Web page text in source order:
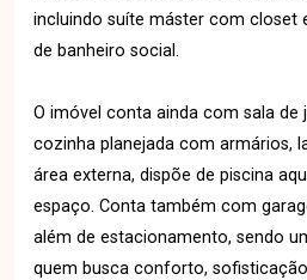
incluindo suíte máster com closet
de banheiro social.
O imóvel conta ainda com sala de
cozinha planejada com armários,
área externa, dispõe de piscina
espaço. Conta também com
além de estacionamento, sendo
quem busca conforto,